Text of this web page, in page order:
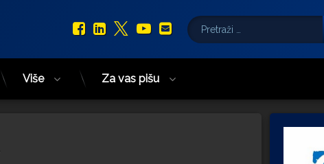
Facebook
LinkedIn
X.com
YouTube
E-mail
Pretraži:
Više Za vas pišu